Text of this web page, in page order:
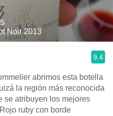
Noir 2013
9.4
abrimos esta botella
la región más reconocida
se atribuyen los mejores
ruby con borde